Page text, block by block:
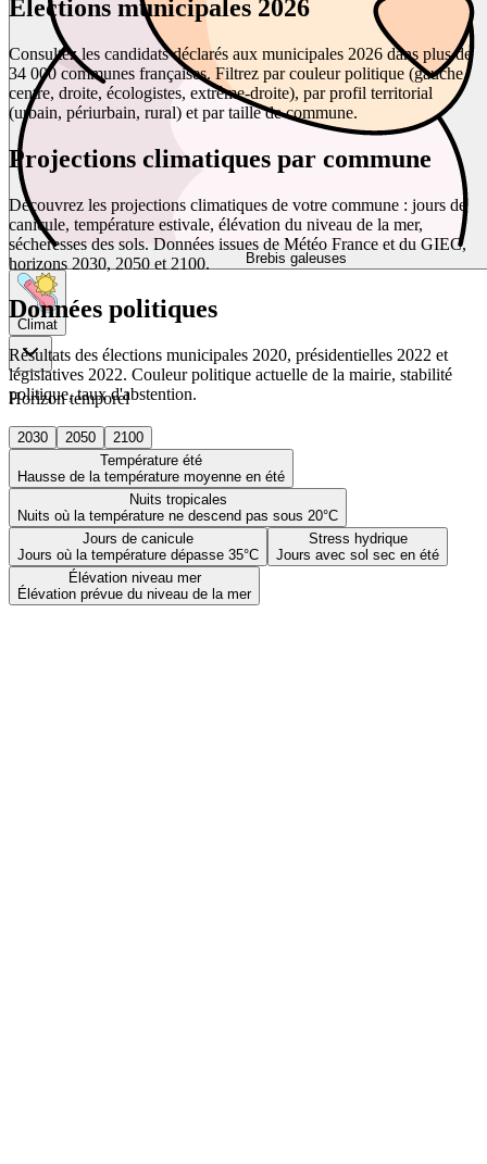
Brebis galeuses
Climat
Horizon temporel
2030 2050
2100
Température été
Hausse de la température moyenne en été
Nuits tropicales
Nuits où la température ne descend pas sous 20°C
Jours de canicule
Jours où la température dépasse 35°C
Stress hydrique
Jours avec sol sec en été
Élévation niveau mer
Élévation prévue du niveau de la mer
Élections municipales 2026
Consultez les candidats déclarés aux municipales 2026 dans plus de
34 000 communes françaises. Filtrez par couleur politique (gauche,
centre, droite, écologistes, extrême-droite), par profil territorial
(urbain, périurbain, rural) et par taille de commune.
Projections climatiques par commune
Découvrez les projections climatiques de votre commune : jours de
canicule, température estivale, élévation du niveau de la mer,
sécheresses des sols. Données issues de Météo France et du GIEC,
horizons 2030, 2050 et 2100.
Données politiques
Résultats des élections municipales 2020, présidentielles 2022 et
législatives 2022. Couleur politique actuelle de la mairie, stabilité
politique, taux d'abstention.